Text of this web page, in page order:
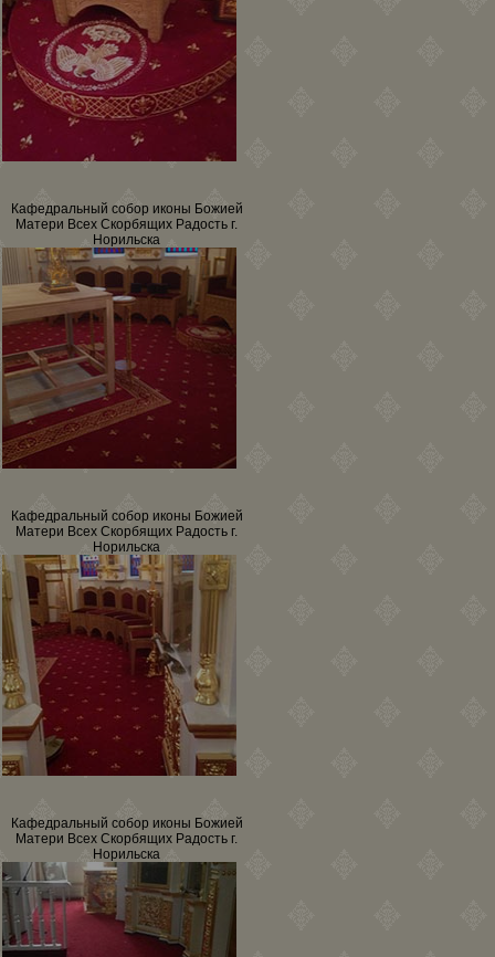
Кафедральный собор иконы Божией
Матери Всех Скорбящих Радость г.
Норильска
Кафедральный собор иконы Божией
Матери Всех Скорбящих Радость г.
Норильска
Кафедральный собор иконы Божией
Матери Всех Скорбящих Радость г.
Норильска